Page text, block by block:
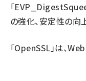
「
の強化、安定性の向
「OpenSSL」は、